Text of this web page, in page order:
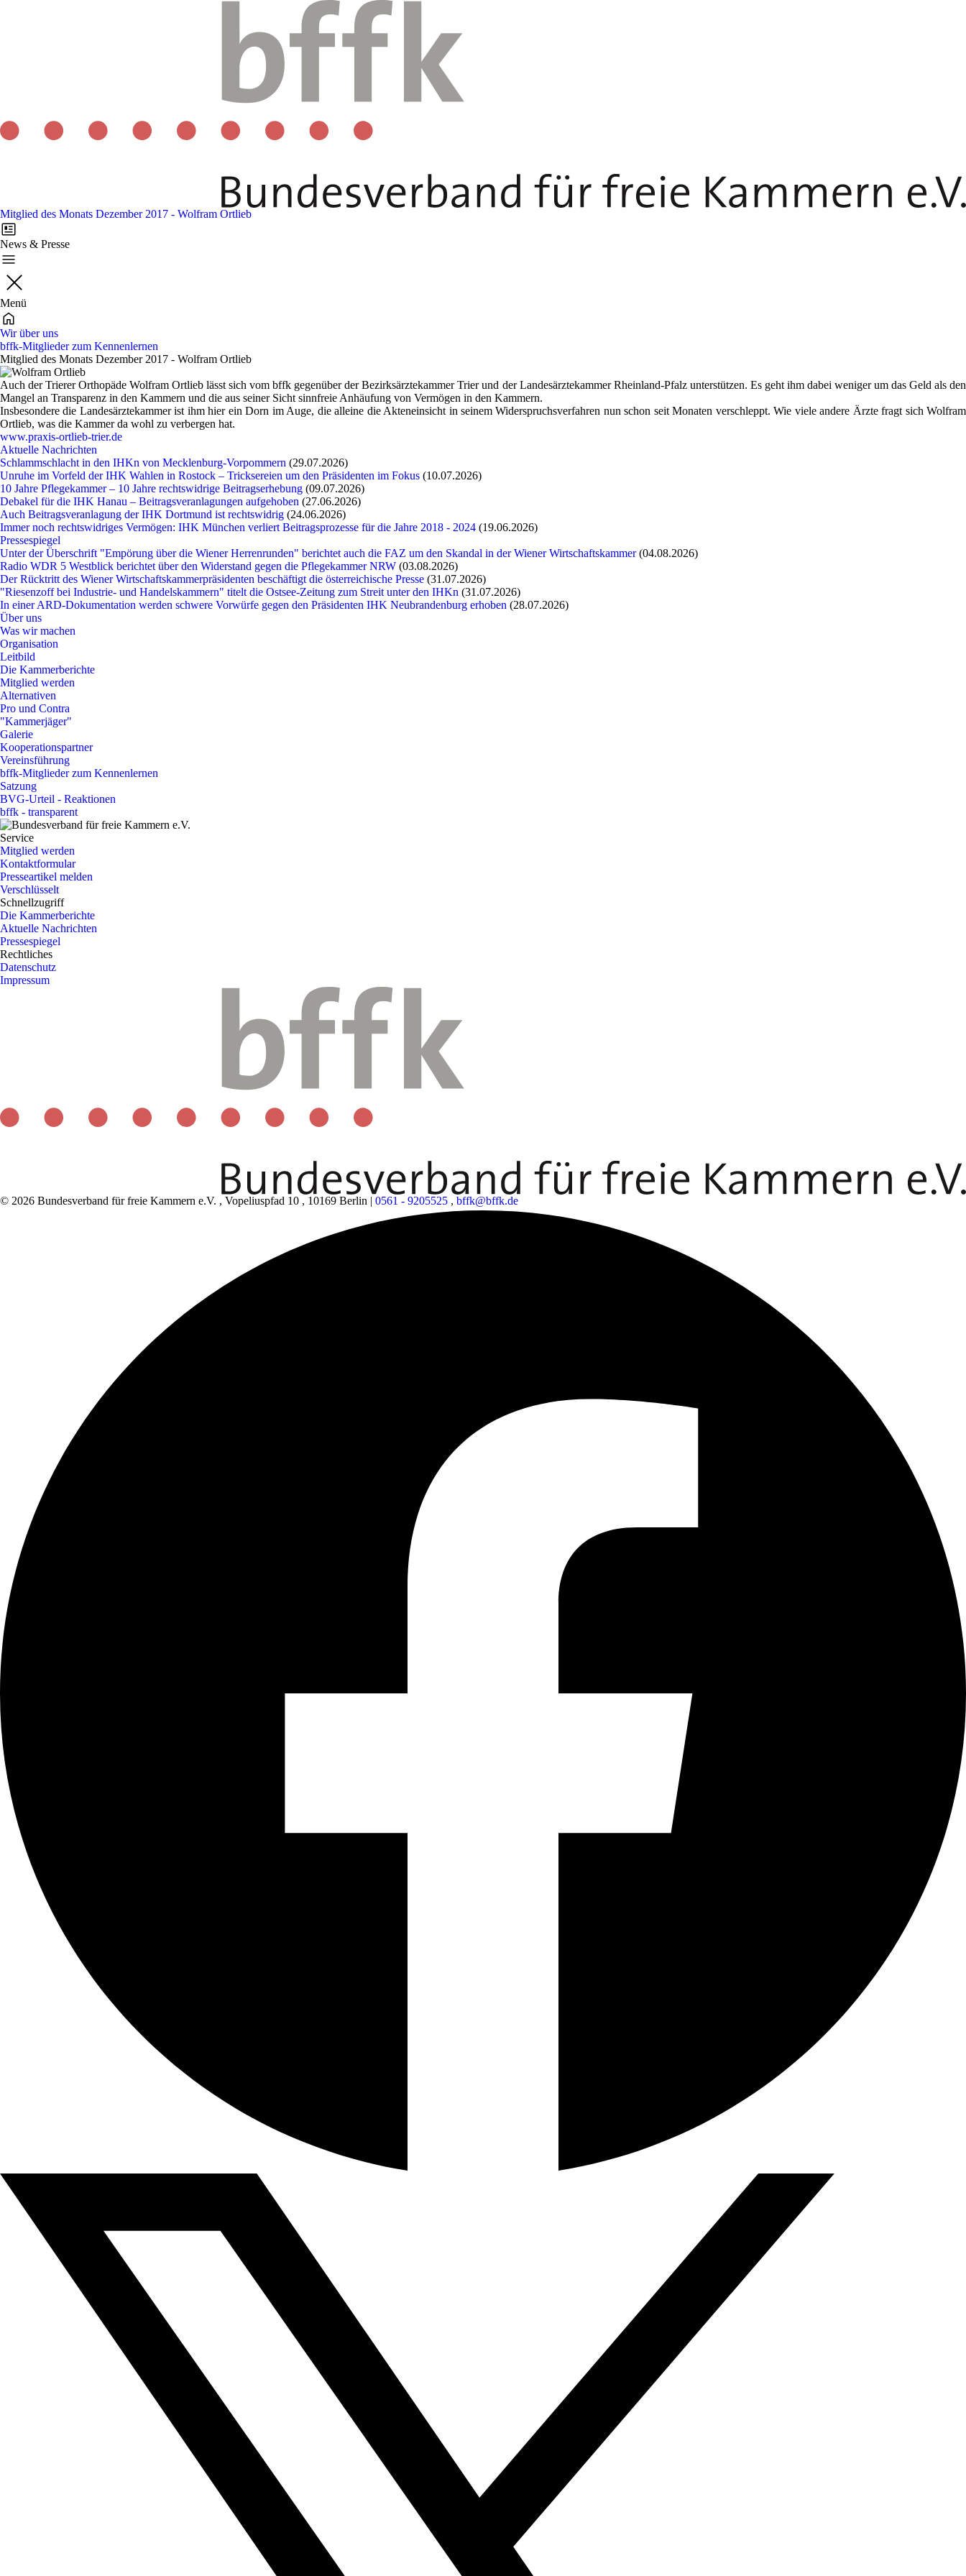
Mitglied des Monats Dezember 2017 - Wolfram Ortlieb
News & Presse
Menü
Wir über uns
bffk-Mitglieder zum Kennenlernen
Mitglied des Monats Dezember 2017 - Wolfram Ortlieb
Auch der Trierer Orthopäde Wolfram Ortlieb lässt sich vom bffk gegenüber der Bezirksärztekammer Trier und der Landesärztekammer Rheinland-Pfalz unterstützen. Es geht ihm dabei weniger um das Geld als den
Mangel an Transparenz in den Kammern und die aus seiner Sicht sinnfreie Anhäufung von Vermögen in den Kammern.
Insbesondere die Landesärztekammer ist ihm hier ein Dorn im Auge, die alleine die Akteneinsicht in seinem Widerspruchsverfahren nun schon seit Monaten verschleppt. Wie viele andere Ärzte fragt sich Wolfram
Ortlieb, was die Kammer da wohl zu verbergen hat.
www.praxis-ortlieb-trier.de
Aktuelle Nachrichten
Schlammschlacht in den IHKn von Mecklenburg-Vorpommern (29.07.2026)
Unruhe im Vorfeld der IHK Wahlen in Rostock – Tricksereien um den Präsidenten im Fokus (10.07.2026)
10 Jahre Pflegekammer – 10 Jahre rechtswidrige Beitragserhebung (09.07.2026)
Debakel für die IHK Hanau – Beitragsveranlagungen aufgehoben (27.06.2026)
Auch Beitragsveranlagung der IHK Dortmund ist rechtswidrig (24.06.2026)
Immer noch rechtswidriges Vermögen: IHK München verliert Beitragsprozesse für die Jahre 2018 - 2024 (19.06.2026)
Pressespiegel
Unter der Überschrift "Empörung über die Wiener Herrenrunden" berichtet auch die FAZ um den Skandal in der Wiener Wirtschaftskammer(04.08.2026)
Radio WDR 5 Westblick berichtet über den Widerstand gegen die Pflegekammer NRW (03.08.2026)
Der Rücktritt des Wiener Wirtschaftskammerpräsidenten beschäftigt die österreichische Presse (31.07.2026)
"Riesenzoff bei Industrie- und Handelskammern" titelt die Ostsee-Zeitung zum Streit unter den IHKn (31.07.2026)
In einer ARD-Dokumentation werden schwere Vorwürfe gegen den Präsidenten IHK Neubrandenburg erhoben (28.07.2026)
Über uns
Was wir machen
Organisation
Leitbild
Die Kammerberichte
Mitglied werden
Alternativen
Pro und Contra
"Kammerjäger"
Galerie
Kooperationspartner
Vereinsführung
bffk-Mitglieder zum Kennenlernen
Satzung
BVG-Urteil - Reaktionen
bffk - transparent
Service
Mitglied werden
Kontaktformular
Presseartikel melden
Verschlüsselt
Schnellzugriff
Die Kammerberichte
Aktuelle Nachrichten
Pressespiegel
Rechtliches
Datenschutz
Impressum
© 2026 Bundesverband für freie Kammern e.V. , Vopeliuspfad 10 , 10169 Berlin | 0561 - 9205525 , bffk@bffk.de